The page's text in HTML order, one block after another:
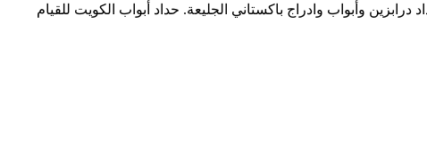
وأبواب وادراج باكستاني الجليعة. حداد أبواب الكويت للقيام